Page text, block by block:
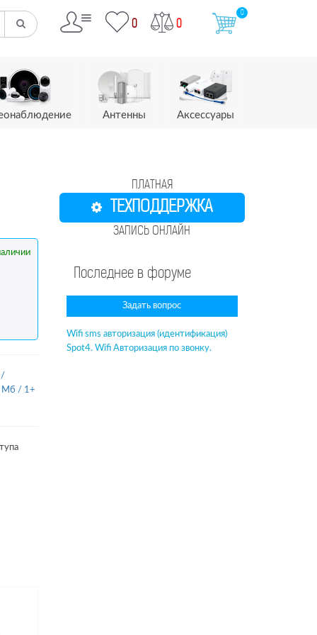
0 0
0
Антенны Аксессуары
Мб / 1+
ПЛАТНАЯ
ТЕХПОДДЕРЖКА
ЗАПИСЬ ОНЛАЙН
Последнее в форуме
Задать вопрос
Wifi sms авторизация (идентификация)
Spot4. Wifi Авторизация по звонку.